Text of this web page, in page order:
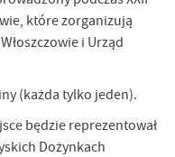
które zorganizują
i Urząd
(każda tylko jeden).
będzie reprezentował
Dożynkach
informacji w zakresie
oraz częstotliwości,
Dane pozwalają nam na
względem ich
informacje są
Wyrażenie zgody na
wszystkich
Ci najciekawsze
partnerów.